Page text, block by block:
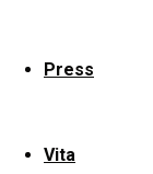
Press
Vita